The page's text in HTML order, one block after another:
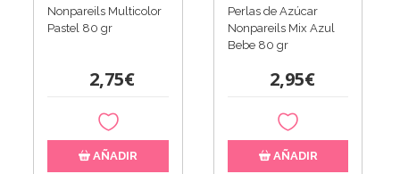
Nonpareils Multicolor
Pastel 80 gr
2,75€
AÑADIR
Perlas de Azúcar
Nonpareils Mix Azul
Bebe 80 gr
2,95€
AÑADIR